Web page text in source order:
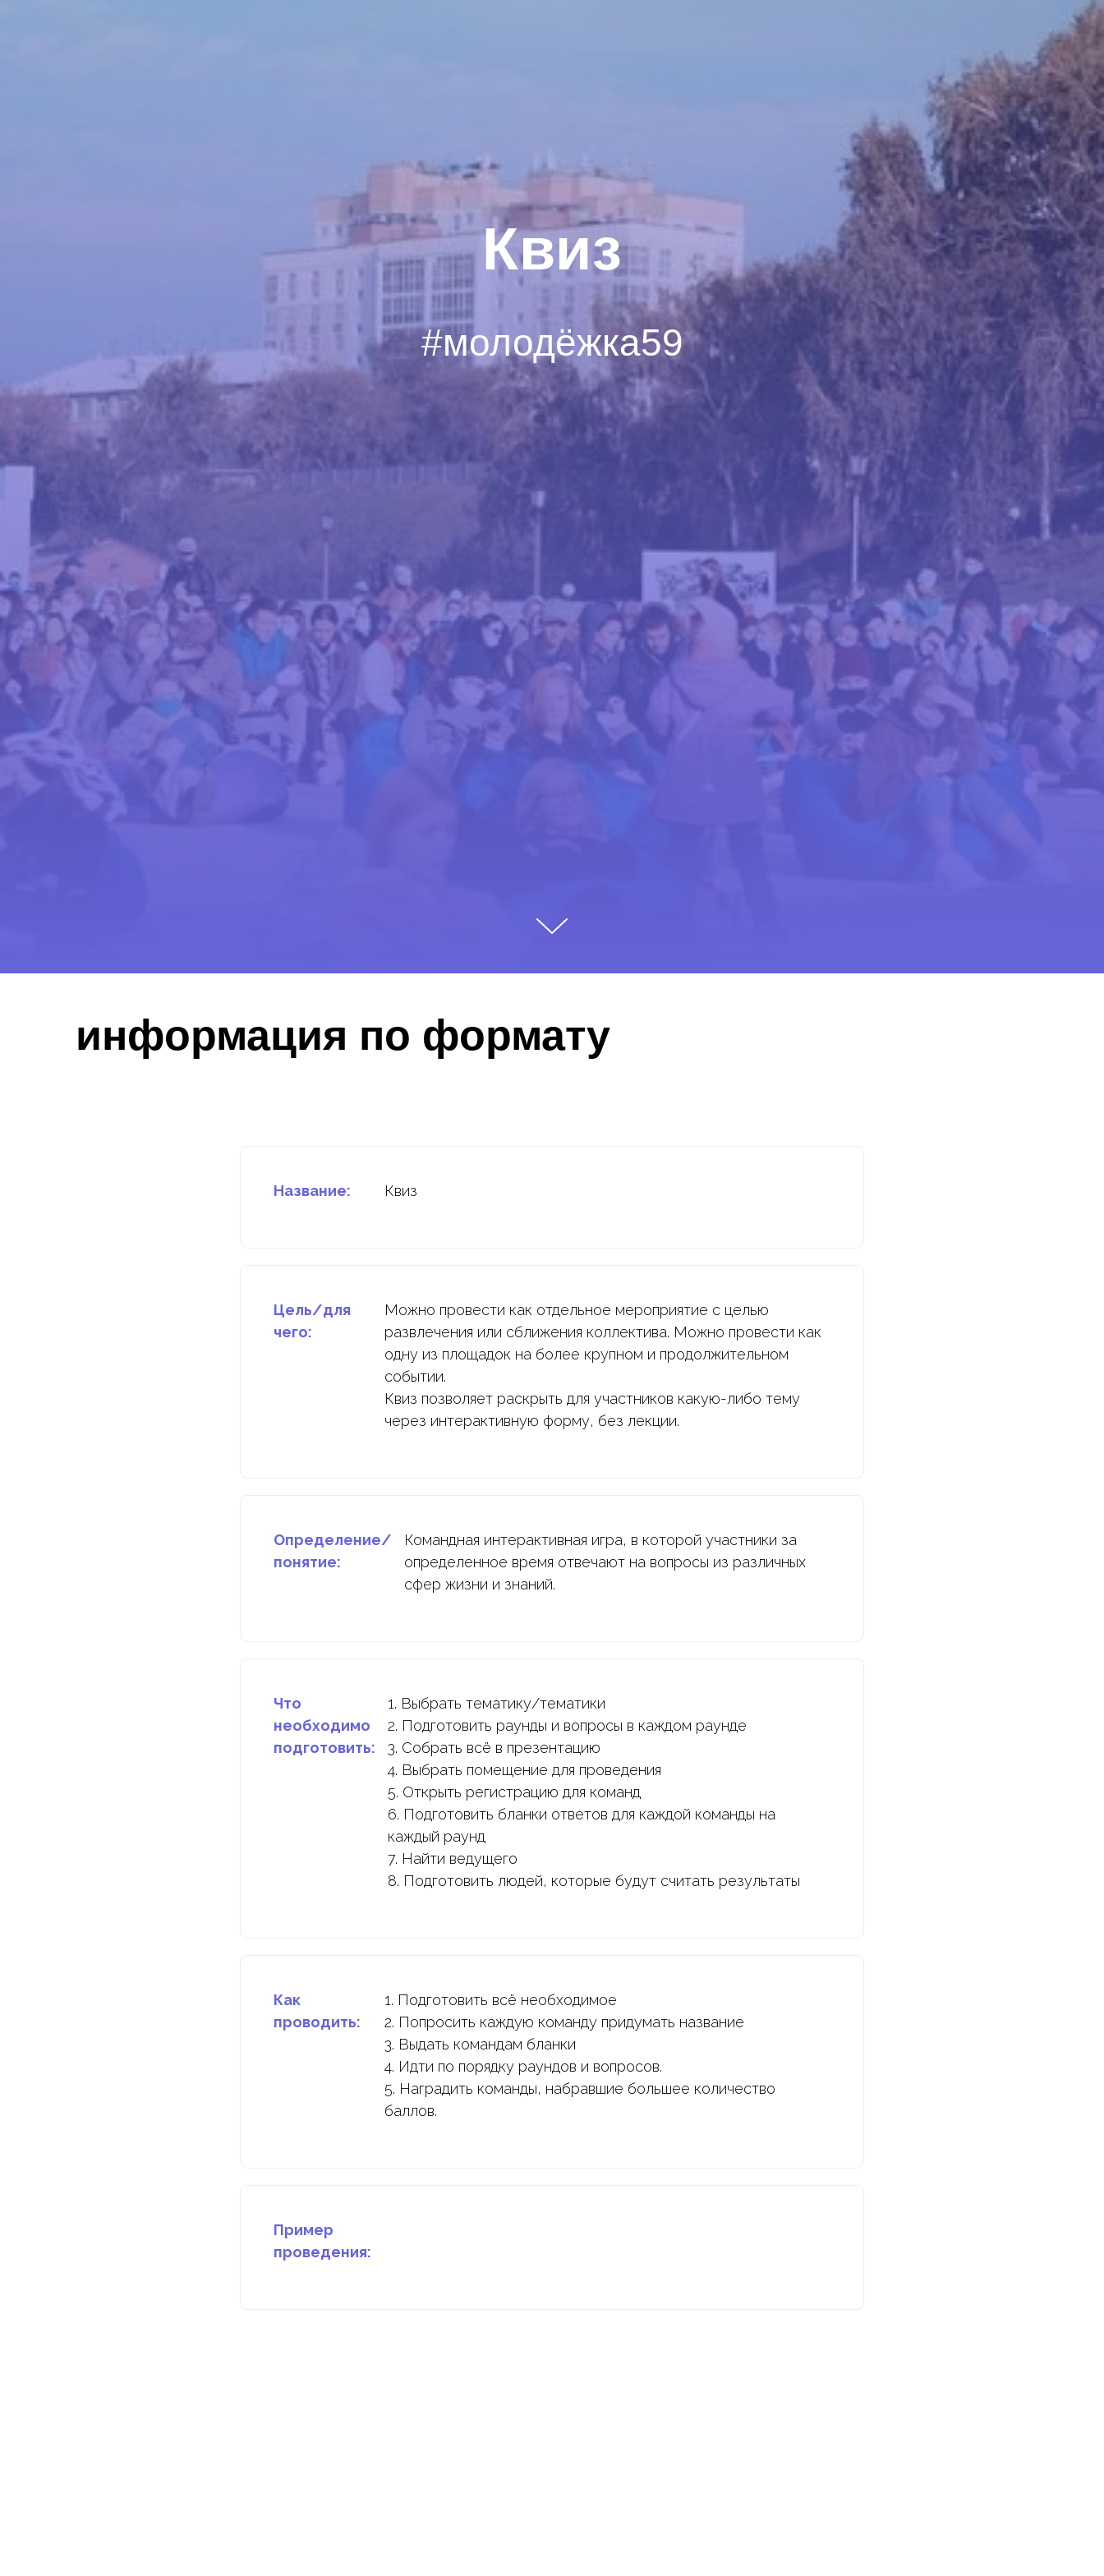
Квиз
#молодёжка59
информация по формату
Название: Квиз
Цель/для
чего:
Можно провести как отдельное мероприятие с целью
развлечения или сближения коллектива. Можно провести как
одну из площадок на более крупном и продолжительном
событии.
Квиз позволяет раскрыть для участников какую-либо тему
через интерактивную форму, без лекции.
Определение/
понятие:
Командная интерактивная игра, в которой участники за
определенное время отвечают на вопросы из различных
сфер жизни и знаний.
Что
необходимо
подготовить:
1. Выбрать тематику/тематики
2. Подготовить раунды и вопросы в каждом раунде
3. Собрать всё в презентацию
4. Выбрать помещение для проведения
5. Открыть регистрацию для команд
6. Подготовить бланки ответов для каждой команды на
каждый раунд
7. Найти ведущего
8. Подготовить людей, которые будут считать результаты
Как
проводить:
1. Подготовить всё необходимое
2. Попросить каждую команду придумать название
3. Выдать командам бланки
4. Идти по порядку раундов и вопросов.
5. Наградить команды, набравшие большее количество
баллов.
Пример
проведения: